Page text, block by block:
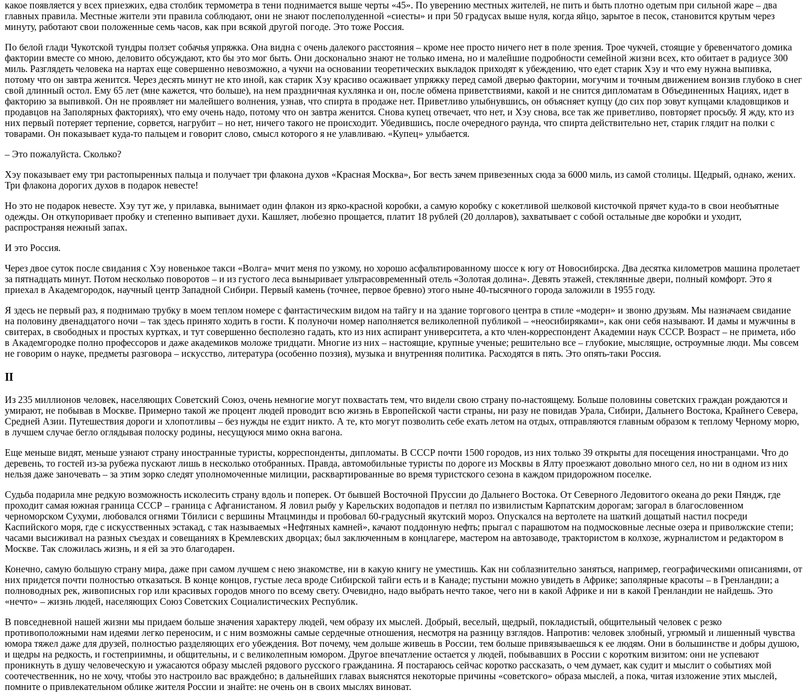
какое появляется у всех приезжих, едва столбик термометра в тени поднимается выше черты «45». По уверению местных жителей, не пить и быть плотно одетым при сильной жаре – два
главных правила. Местные жители эти правила соблюдают, они не знают послеполуденной «сиесты» и при 50 градусах выше нуля, когда яйцо, зарытое в песок, становится крутым через
минуту, работают свои положенные семь часов, как при всякой другой погоде. Это тоже Россия.
По белой глади Чукотской тундры ползет собачья упряжка. Она видна с очень далекого расстояния – кроме нее просто ничего нет в поле зрения. Трое чукчей, стоящие у бревенчатого домика
фактории вместе со мною, деловито обсуждают, кто бы это мог быть. Они досконально знают не только имена, но и малейшие подробности семейной жизни всех, кто обитает в радиусе 300
миль. Разглядеть человека на нартах еще совершенно невозможно, а чукчи на основании теоретических выкладок приходят к убеждению, что едет старик Хэу и что ему нужна выпивка,
потому что он завтра женится. Через десять минут не кто иной, как старик Хэу красиво осаживает упряжку перед самой дверью фактории, могучим и точным движением вонзив глубоко в снег
свой длинный остол. Ему 65 лет (мне кажется, что больше), на нем праздничная кухлянка и он, после обмена приветствиями, какой и не снится дипломатам в Объединенных Нациях, идет в
факторию за выпивкой. Он не проявляет ни малейшего волнения, узнав, что спирта в продаже нет. Приветливо улыбнувшись, он объясняет купцу (до сих пор зовут купцами кладовщиков и
продавцов на Заполярных факториях), что ему очень надо, потому что он завтра женится. Снова купец отвечает, что нет, и Хэу снова, все так же приветливо, повторяет просьбу. Я жду, кто из
них первый потеряет терпение, сорвется, нагрубит – но нет, ничего такого не происходит. Убедившись, после очередного раунда, что спирта действительно нет, старик глядит на полки с
товарами. Он показывает куда-то пальцем и говорит слово, смысл которого я не улавливаю. «Купец» улыбается.
– Это пожалуйста. Сколько?
Хэу показывает ему три растопыренных пальца и получает три флакона духов «Красная Москва», Бог весть зачем привезенных сюда за 6000 миль, из самой столицы. Щедрый, однако, жених.
Три флакона дорогих духов в подарок невесте!
Но это не подарок невесте. Хэу тут же, у прилавка, вынимает один флакон из ярко-красной коробки, а самую коробку с кокетливой шелковой кисточкой прячет куда-то в свои необъятные
одежды. Он откупоривает пробку и степенно выпивает духи. Кашляет, любезно прощается, платит 18 рублей (20 долларов), захватывает с собой остальные две коробки и уходит,
распространяя нежный запах.
И это Россия.
Через двое суток после свидания с Хэу новенькое такси «Волга» мчит меня по узкому, но хорошо асфальтированному шоссе к югу от Новосибирска. Два десятка километров машина пролетает
за пятнадцать минут. Потом несколько поворотов – и из густого леса выныривает ультрасовременный отель «Золотая долина». Девять этажей, стеклянные двери, полный комфорт. Это я
приехал в Академгородок, научный центр Западной Сибири. Первый камень (точнее, первое бревно) этого ныне 40-тысячного города заложили в 1955 году.
Я здесь не первый раз, я поднимаю трубку в моем теплом номере с фантастическим видом на тайгу и на здание торгового центра в стиле «модерн» и звоню друзьям. Мы назначаем свидание
на половину двенадцатого ночи – так здесь принято ходить в гости. К полуночи номер наполняется великолепной публикой – «неосибиряками», как они себя называют. И дамы и мужчины в
свитерах, в свободных и простых куртках, и тут совершенно бесполезно гадать, кто из них аспирант университета, а кто член-корреспондент Академии наук СССР. Возраст – не примета, ибо
в Академгородке полно профессоров и даже академиков моложе тридцати. Многие из них – настоящие, крупные ученые; решительно все – глубокие, мыслящие, остроумные люди. Мы совсем
не говорим о науке, предметы разговора – искусство, литература (особенно поэзия), музыка и внутренняя политика. Расходятся в пять. Это опять-таки Россия.
II
Из 235 миллионов человек, населяющих Советский Союз, очень немногие могут похвастать тем, что видели свою страну по-настоящему. Больше половины советских граждан рождаются и
умирают, не побывав в Москве. Примерно такой же процент людей проводит всю жизнь в Европейской части страны, ни разу не повидав Урала, Сибири, Дальнего Востока, Крайнего Севера,
Средней Азии. Путешествия дороги и хлопотливы – без нужды не ездит никто. А те, кто могут позволить себе ехать летом на отдых, отправляются главным образом к теплому Черному морю,
в лучшем случае бегло оглядывая полоску родины, несущуюся мимо окна вагона.
Еще меньше видят, меньше узнают страну иностранные туристы, корреспонденты, дипломаты. В СССР почти 1500 городов, из них только 39 открыты для посещения иностранцами. Что до
деревень, то гостей из-за рубежа пускают лишь в несколько отобранных. Правда, автомобильные туристы по дороге из Москвы в Ялту проезжают довольно много сел, но ни в одном из них
нельзя даже заночевать – за этим зорко следят уполномоченные милиции, расквартированные во время туристского сезона в каждом придорожном поселке.
Судьба подарила мне редкую возможность исколесить страну вдоль и поперек. От бывшей Восточной Пруссии до Дальнего Востока. От Северного Ледовитого океана до реки Пяндж, где
проходит самая южная граница СССР – граница с Афганистаном. Я ловил рыбу у Карельских водопадов и петлял по извилистым Карпатским дорогам; загорал в благословенном
черноморском Сухуми, любовался огнями Тбилиси с вершины Мтацминды и пробовал 60-градусный якутский мороз. Опускался на вертолете на шаткий дощатый настил посреди
Каспийского моря, где с искусственных эстакад, с так называемых «Нефтяных камней», качают поддонную нефть; прыгал с парашютом на подмосковные лесные озера и приволжские степи;
часами высиживал на разных съездах и совещаниях в Кремлевских дворцах; был заключенным в концлагере, мастером на автозаводе, трактористом в колхозе, журналистом и редактором в
Москве. Так сложилась жизнь, и я ей за это благодарен.
Конечно, самую большую страну мира, даже при самом лучшем с нею знакомстве, ни в какую книгу не уместишь. Как ни соблазнительно заняться, например, географическими описаниями, от
них придется почти полностью отказаться. В конце концов, густые леса вроде Сибирской тайги есть и в Канаде; пустыни можно увидеть в Африке; заполярные красоты – в Гренландии; а
полноводных рек, живописных гор или красивых городов много по всему свету. Очевидно, надо выбрать нечто такое, чего ни в какой Африке и ни в какой Гренландии не найдешь. Это
«нечто» – жизнь людей, населяющих Союз Советских Социалистических Республик.
В повседневной нашей жизни мы придаем больше значения характеру людей, чем образу их мыслей. Добрый, веселый, щедрый, покладистый, общительный человек с резко
противоположными нам идеями легко переносим, и с ним возможны самые сердечные отношения, несмотря на разницу взглядов. Напротив: человек злобный, угрюмый и лишенный чувства
юмора тяжел даже для друзей, полностью разделяющих его убеждения. Вот почему, чем дольше живешь в России, тем больше привязываешься к ее людям. Они в большинстве и добры душою,
и щедры на редкость, и гостеприимны, и общительны, и с великолепным юмором. Другое впечатление остается у людей, побывавших в России с коротким визитом: они не успевают
проникнуть в душу человеческую и ужасаются образу мыслей рядового русского гражданина. Я постараюсь сейчас коротко рассказать, о чем думает, как судит и мыслит о событиях мой
соотечественник, но не хочу, чтобы это настроило вас враждебно; в дальнейших главах выяснятся некоторые причины «советского» образа мыслей, а пока, читая изложение этих мыслей,
помните о привлекательном облике жителя России и знайте: не очень он в своих мыслях виноват.